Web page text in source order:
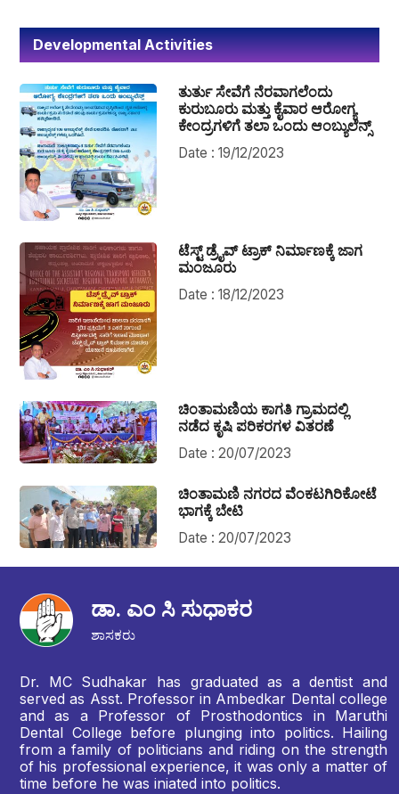
Developmental Activities
ತುರ್ತು ಸೇವೆಗೆ ನೆರವಾಗಲೆಂದು
ಕುರುಬೂರು ಮತ್ತು ಕೈವಾರ ಆರೋಗ್ಯ
ಕೇಂದ್ರಗಳಿಗೆ ತಲಾ ಒಂದು ಆಂಬ್ಯುಲೆನ್ಸ್
Date : 19/12/2023
ಟೆಸ್ಟ್ ಡ್ರೈವ್ ಟ್ರಾಕ್ ನಿರ್ಮಾಣಕ್ಕೆ ಜಾಗ
ಮಂಜೂರು
Date : 18/12/2023
ಚಿಂತಾಮಣಿಯ ಕಾಗತಿ ಗ್ರಾಮದಲ್ಲಿ
ನಡೆದ ಕೃಷಿ ಪರಿಕರಗಳ ವಿತರಣೆ
Date : 20/07/2023
ಚಿಂತಾಮಣಿ ನಗರದ ವೆಂಕಟಗಿರಿಕೋಟೆ
ಭಾಗಕ್ಕೆ ಬೇಟಿ
Date : 20/07/2023
ಡಾ. ಎಂ ಸಿ ಸುಧಾಕರ
ಶಾಸಕರು
Dr. MC Sudhakar has graduated as a dentist and
served as Asst. Professor in Ambedkar Dental college
and as a Professor of Prosthodontics in Maruthi
Dental College before plunging into politics. Hailing
from a family of politicians and riding on the strength
of his professional experience, it was only a matter of
time before he was iniated into politics.